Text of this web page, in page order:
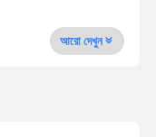
আরো দেখুন